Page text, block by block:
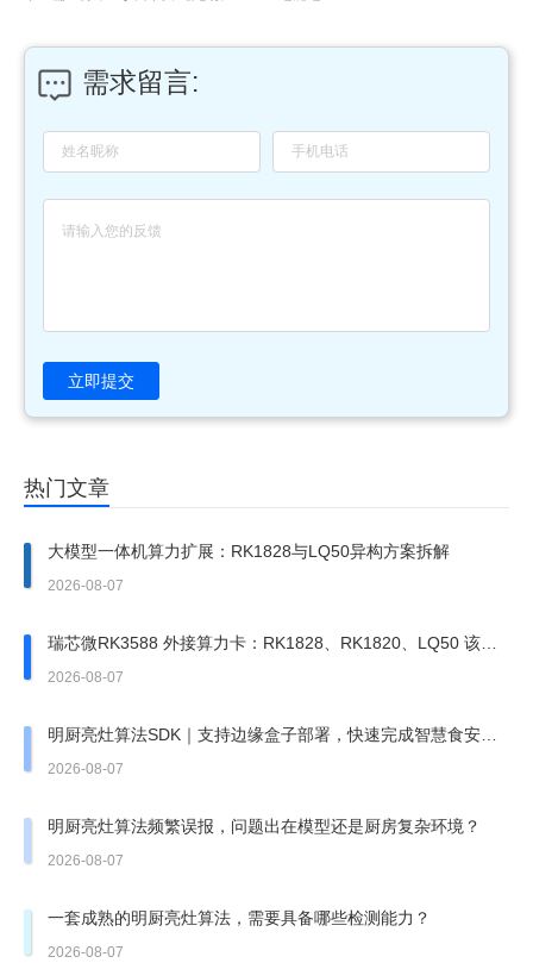
需求留言:
立即提交
热门文章
大模型一体机算力扩展：RK1828与LQ50异构方案拆解
2026-08-07
瑞芯微RK3588 外接算力卡：RK1828、RK1820、LQ50 该上
哪一张？
2026-08-07
明厨亮灶算法SDK｜支持边缘盒子部署，快速完成智慧食安改
造
2026-08-07
明厨亮灶算法频繁误报，问题出在模型还是厨房复杂环境？
2026-08-07
一套成熟的明厨亮灶算法，需要具备哪些检测能力？
2026-08-07